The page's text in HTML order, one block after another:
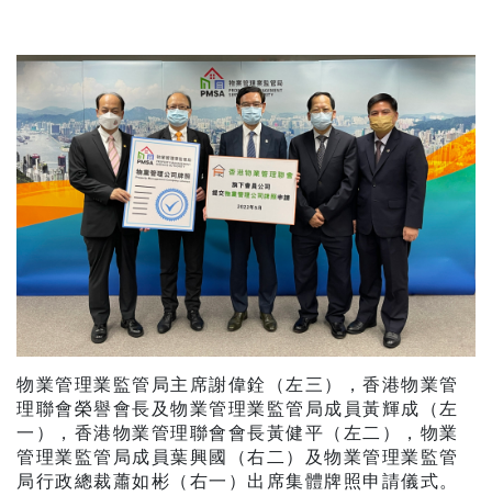
物業管理業監管局主席謝偉銓（左三），香港物業管
理聯會榮譽會長及物業管理業監管局成員黃輝成（左
一），香港物業管理聯會會長黃健平（左二），物業
管理業監管局成員葉興國（右二）及物業管理業監管
局行政總裁蕭如彬（右一）出席集體牌照申請儀式。